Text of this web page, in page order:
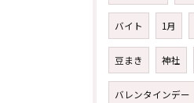
バイト 1月
豆まき 神社
バレンタインデー